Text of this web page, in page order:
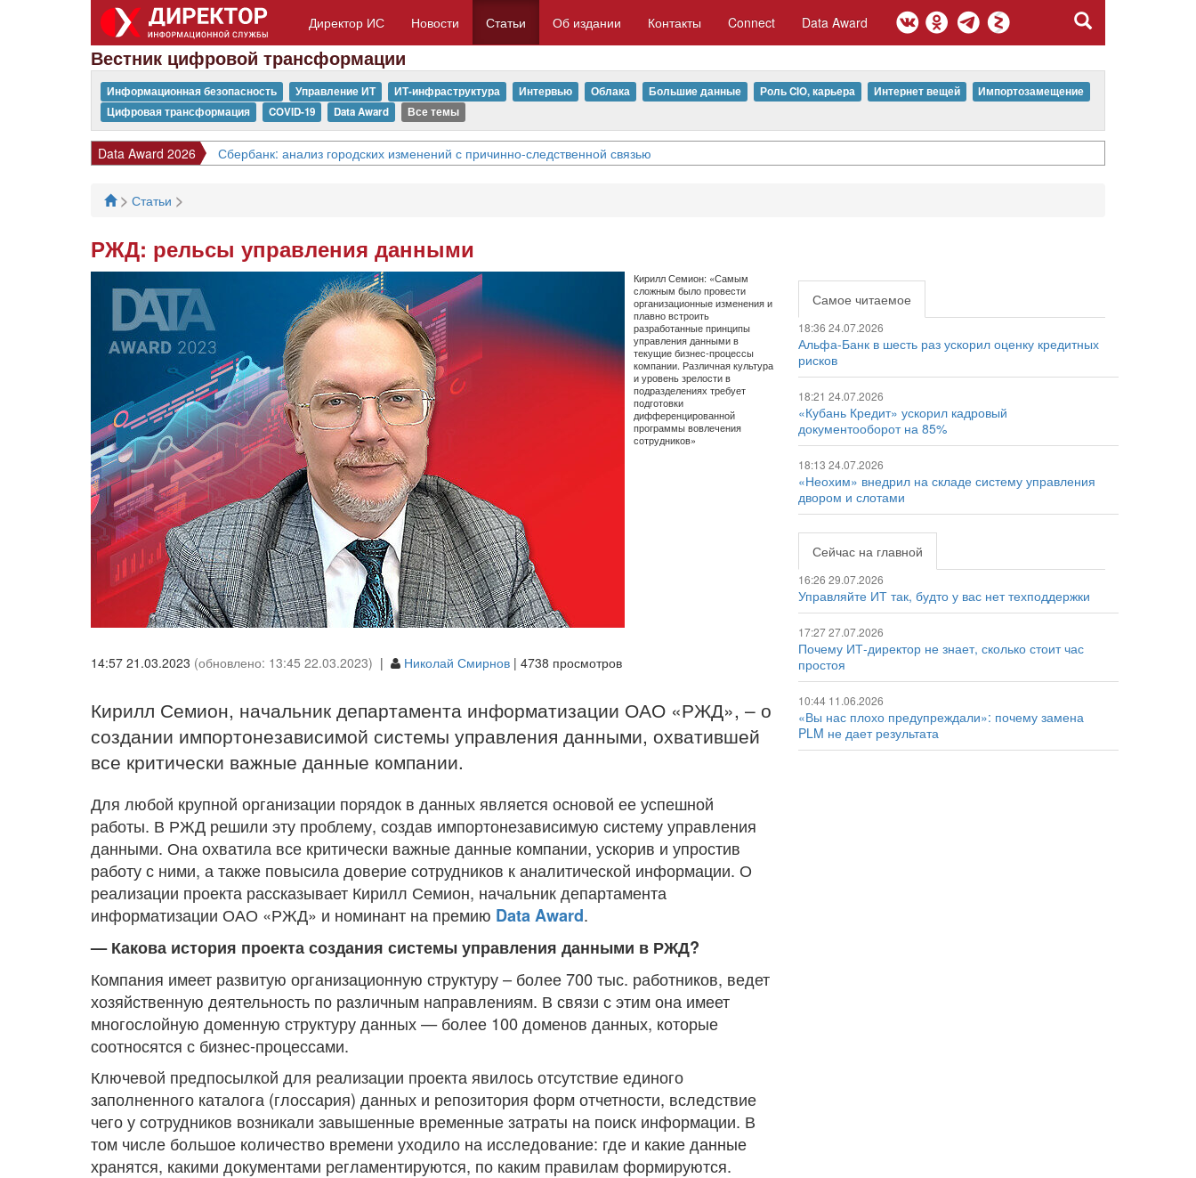
Директор ИС Новости Статьи Об издании Контакты Connect Data Award
Вестник цифровой трансформации
Информационная безопасность Управление ИТ ИТ-инфраструктура Интервью Облака Большие данные Роль CIO, карьера Интернет вещей
Импортозамещение
Цифровая трансформация
COVID-19 Data Award Все темы
Data Award 2026 Сбербанк: анализ городских изменений с причинно-следственной связью
> Статьи >
РЖД: рельсы управления данными
Кирилл Семион: «Самым
сложным было провести
организационные изменения и
плавно встроить
разработанные принципы
управления данными в
текущие бизнес-процессы
компании. Различная культура
и уровень зрелости в
подразделениях требует
подготовки
дифференцированной
программы вовлечения
сотрудников»
14:57 21.03.2023 (обновлено: 13:45 22.03.2023) | Николай Смирнов | 4738 просмотров
Кирилл Семион, начальник департамента информатизации ОАО «РЖД», – о
создании импортонезависимой системы управления данными, охватившей
все критически важные данные компании.
Для любой крупной организации порядок в данных является основой ее успешной
работы. В РЖД решили эту проблему, создав импортонезависимую систему управления
данными. Она охватила все критически важные данные компании, ускорив и упростив
работу с ними, а также повысила доверие сотрудников к аналитической информации. О
реализации проекта рассказывает Кирилл Семион, начальник департамента
информатизации ОАО «РЖД» и номинант на премию Data Award.
— Какова история проекта создания системы управления данными в РЖД?
Компания имеет развитую организационную структуру – более 700 тыс. работников, ведет
хозяйственную деятельность по различным направлениям. В связи с этим она имеет
многослойную доменную структуру данных — более 100 доменов данных, которые
соотносятся с бизнес-процессами.
Ключевой предпосылкой для реализации проекта явилось отсутствие единого
заполненного каталога (глоссария) данных и репозитория форм отчетности, вследствие
чего у сотрудников возникали завышенные временные затраты на поиск информации. В
том числе большое количество времени уходило на исследование: где и какие данные
хранятся, какими документами регламентируются, по каким правилам формируются.
Самое читаемое
18:36 24.07.2026
Альфа-Банк в шесть раз ускорил оценку кредитных
рисков
18:21 24.07.2026
«Кубань Кредит» ускорил кадровый
документооборот на 85%
18:13 24.07.2026
«Неохим» внедрил на складе систему управления
двором и слотами
Сейчас на главной
16:26 29.07.2026
Управляйте ИТ так, будто у вас нет техподдержки
17:27 27.07.2026
Почему ИТ-директор не знает, сколько стоит час
простоя
10:44 11.06.2026
«Вы нас плохо предупреждали»: почему замена
PLM не дает результата